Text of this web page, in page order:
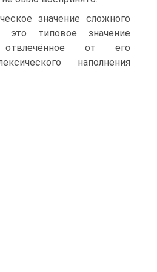
значение сложного
это типовое значение
отвлечённое от его
наполнения